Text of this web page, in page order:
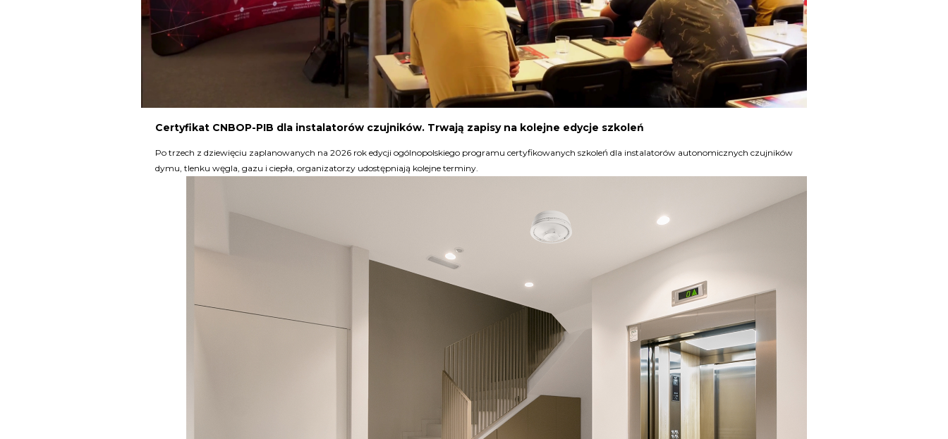
Certyfikat CNBOP-PIB dla instalatorów czujników. Trwają zapisy na kolejne edycje szkoleń
Po trzech z dziewięciu zaplanowanych na 2026 rok edycji ogólnopolskiego programu certyfikowanych szkoleń dla instalatorów autonomicznych czujników
dymu, tlenku węgla, gazu i ciepła, organizatorzy udostępniają kolejne terminy.